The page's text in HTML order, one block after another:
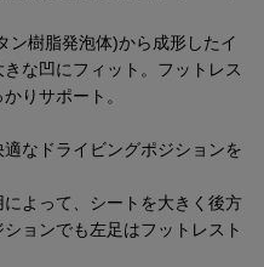
ン樹脂発泡体)から成形したイ
な凹にフィット。フットレス
りサポート。
なドライビングポジションを
よって、シートを大きく後方
ョンでも左足はフットレスト